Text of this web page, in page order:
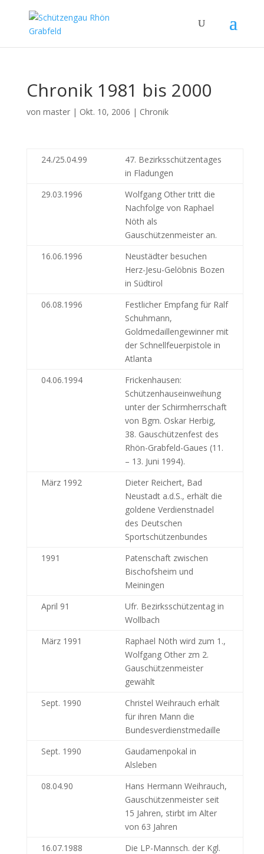
Chronik 1981 bis 2000
von master| Okt. 10, 2006 | Chronik
24./25.04.99
47. Bezirksschützentages
in Fladungen
29.03.1996
Wolfgang Other tritt die
Nachfolge von Raphael
Nöth als
Gauschützenmeister an.
16.06.1996
Neustädter besuchen
Herz-Jesu-Gelöbnis Bozen
in Südtirol
06.08.1996
Festlicher Empfang für Ralf
Schuhmann,
Goldmedaillengewinner mit
der Schnellfeuerpistole in
Atlanta
04.06.1994
Frickenhausen:
Schützenhauseinweihung
unter der Schirmherrschaft
von Bgm. Oskar Herbig,
38. Gauschützenfest des
Rhön-Grabfeld-Gaues (11.
– 13. Juni 1994).
März 1992
Dieter Reichert, Bad
Neustadt a.d.S., erhält die
goldene Verdienstnadel
des Deutschen
Sportschützenbundes
1991
Patenschaft zwischen
Bischofsheim und
Meiningen
April 91
Ufr. Bezirksschützentag in
Wollbach
März 1991
Raphael Nöth wird zum 1.,
Wolfgang Other zm 2.
Gauschützenmeister
gewählt
Sept. 1990
Christel Weihrauch erhält
für ihren Mann die
Bundesverdienstmedaille
Sept. 1990
Gaudamenpokal in
Alsleben
08.04.90
Hans Hermann Weihrauch,
Gauschützenmeister seit
15 Jahren, stirbt im Alter
von 63 Jahren
16.07.1988
Die LP-Mannsch. der Kgl.